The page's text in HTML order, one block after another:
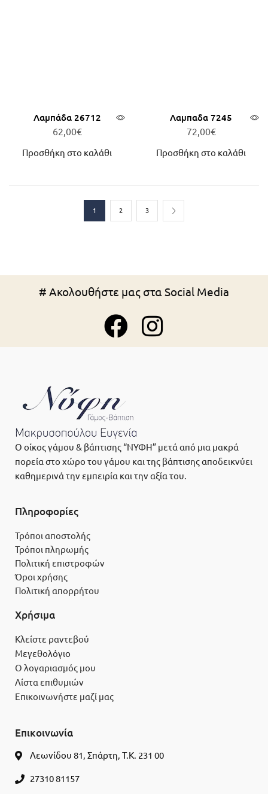
Λαμπάδα 26712
62,00€
Προσθήκη στο καλάθι
Λαμπαδα 7245
72,00€
Προσθήκη στο καλάθι
1 2 3
# Ακολουθήστε μας στα Social Media
Ο οίκος γάμου & βάπτισης “ΝΥΦΗ” μετά από μια μακρά
πορεία στο χώρο του γάμου και της βάπτισης αποδεικνύει
καθημερινά την εμπειρία και την αξία του.
Πληροφορίες
Τρόποι αποστολής
Τρόποι πληρωμής
Πολιτική επιστροφών
Όροι χρήσης
Πολιτική απορρήτου
Χρήσιμα
Κλείστε ραντεβού
Μεγεθολόγιο
Ο λογαριασμός μου
Λίστα επιθυμιών
Επικοινωνήστε μαζί μας
Επικοινωνία
Λεωνίδου 81, Σπάρτη, Τ.Κ. 231 00
27310 81157